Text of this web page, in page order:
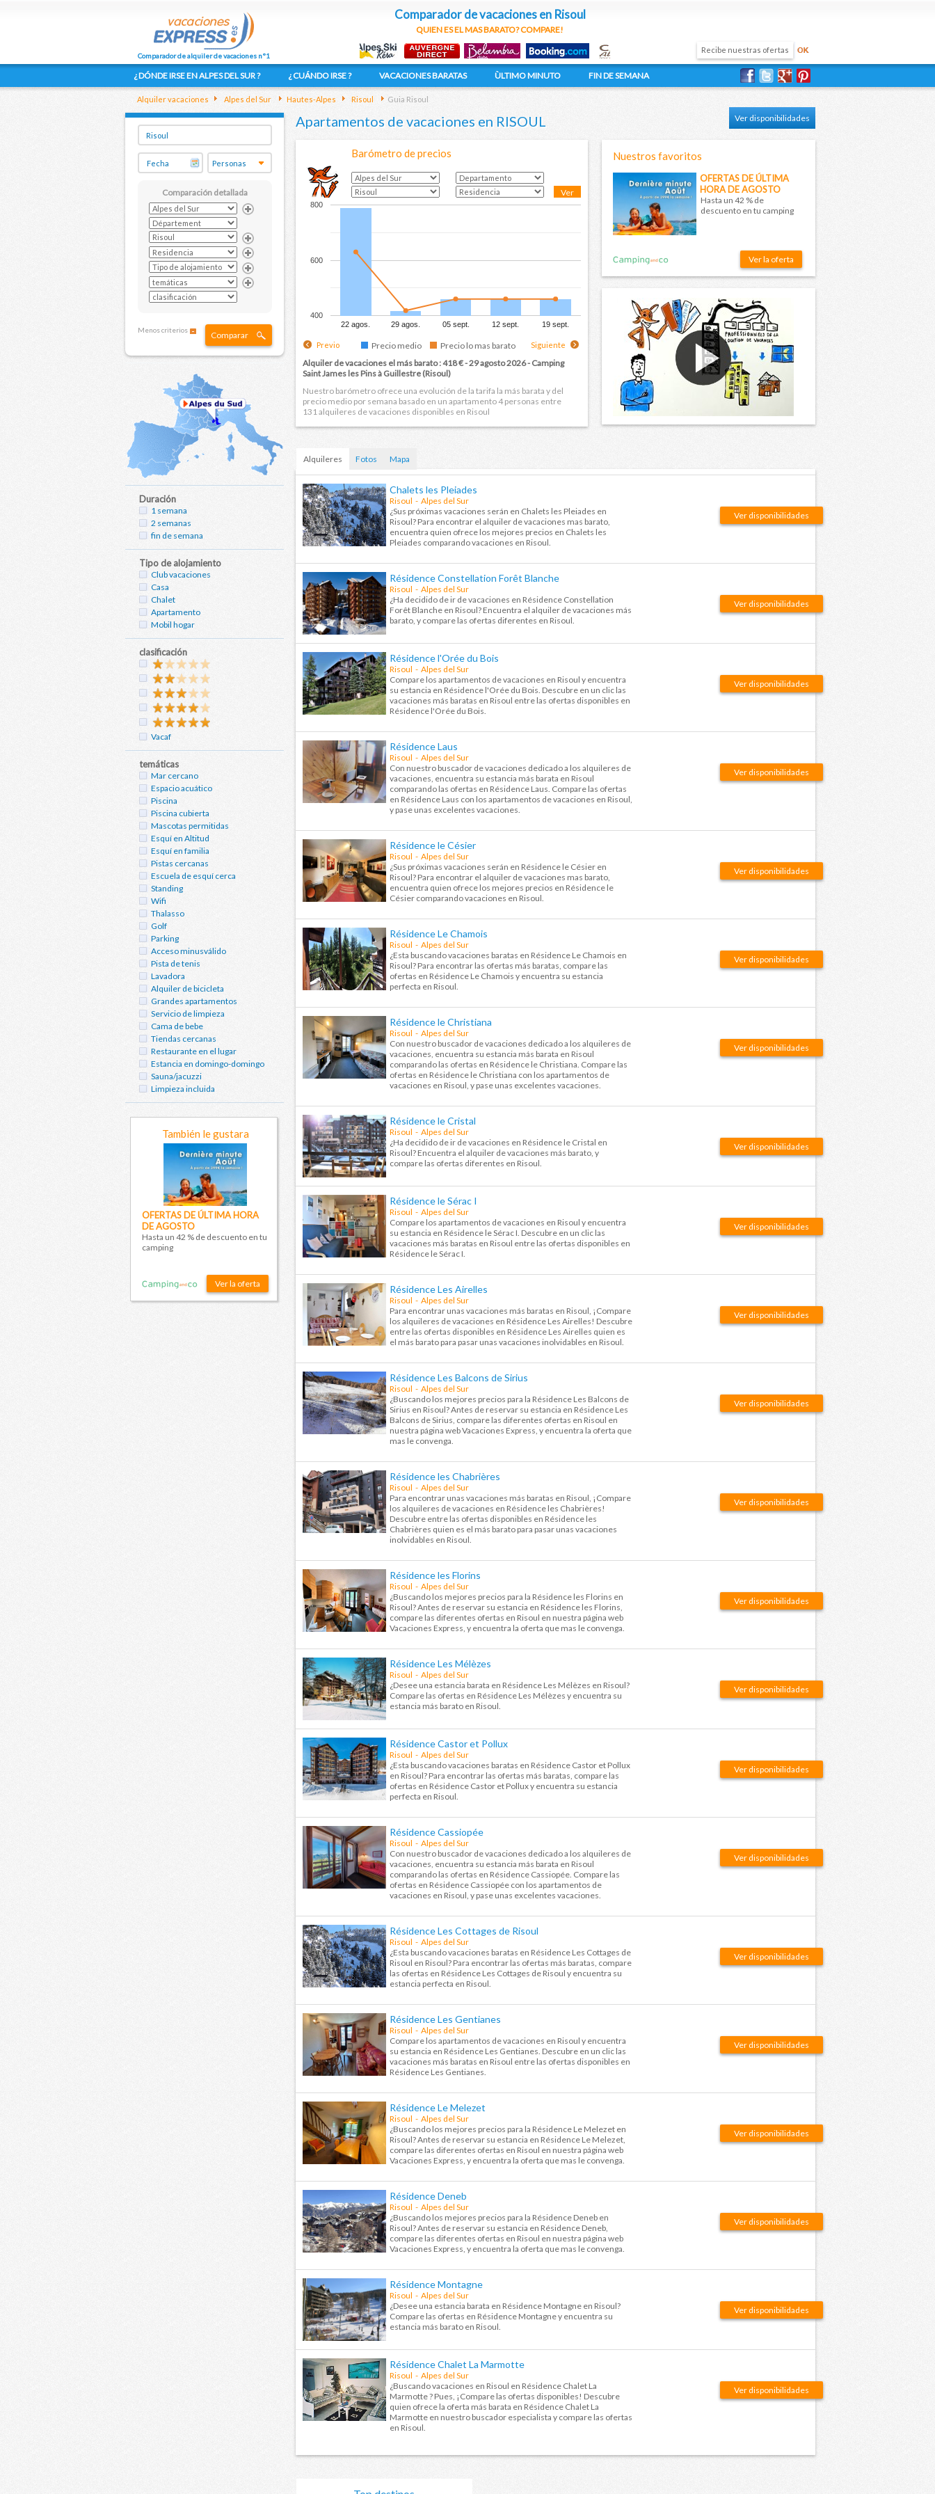
Comparador de alquiler de vacaciones n°1
Comparador de vacaciones en Risoul
QUIEN ES EL MAS BARATO? COMPARE!
Alquiler vacaciones Alpes del Sur Hautes-Alpes Risoul Guia Risoul
Comparación detallada
Menos criterios Comparar
Duración
1 semana
2 semanas
fin de semana
Tipo de alojamiento
Club vacaciones
Casa
Chalet
Apartamento
Mobil hogar
clasificación
Vacaf
temáticas
Mar cercano
Espacio acuático
Piscina
Piscina cubierta
Mascotas permitidas
Esquí en Altitud
Esquí en familia
Pistas cercanas
Escuela de esquí cerca
Standing
Wifi
Thalasso
Golf
Parking
Acceso minusválido
Pista de tenis
Lavadora
Alquiler de bicicleta
Grandes apartamentos
Servicio de limpieza
Cama de bebe
Tiendas cercanas
Restaurante en el lugar
Estancia en domingo-domingo
Sauna/jacuzzi
Limpieza incluida
También le gustara
OFERTAS DE ÚLTIMA HORA
DE AGOSTO
Hasta un 42 % de descuento en tu
camping
Ver la oferta
Apartamentos de vacaciones en RISOUL Ver disponibilidades
Barómetro de precios
Ver
22 agos. 29 agos. 05 sept. 12 sept. 19 sept.
400
600
800
Previo Precio medio Precio lo mas barato Siguiente
Alquiler de vacaciones el más barato :418 €- 29 agosto 2026 - Camping
Saint James les Pins à Guillestre (Risoul)
Nuestro barómetro ofrece una evolución de la tarifa la más barata y del
precio medio por semana basado en un apartamento 4 personas entre
131 alquileres de vacaciones disponibles en Risoul
Nuestros favoritos
OFERTAS DE ÚLTIMA
HORA DE AGOSTO
Hasta un 42 % de
descuento en tu camping
Ver la oferta
Alquileres Fotos Mapa
Chalets les Pleiades
Risoul - Alpes del Sur
¿Sus próximas vacaciones serán en Chalets les Pleiades en
Risoul? Para encontrar el alquiler de vacaciones mas barato,
encuentra quien ofrece los mejores precios en Chalets les
Pleiades comparando vacaciones en Risoul.
Ver disponibilidades
Résidence Constellation Forêt Blanche
Risoul - Alpes del Sur
¿Ha decidido de ir de vacaciones en Résidence Constellation
Forêt Blanche en Risoul? Encuentra el alquiler de vacaciones más
barato, y compare las ofertas diferentes en Risoul.
Ver disponibilidades
Résidence l'Orée du Bois
Risoul - Alpes del Sur
Compare los apartamentos de vacaciones en Risoul y encuentra
su estancia en Résidence l'Orée du Bois. Descubre en un clic las
vacaciones más baratas en Risoul entre las ofertas disponibles en
Résidence l'Orée du Bois.
Ver disponibilidades
Résidence Laus
Risoul - Alpes del Sur
Con nuestro buscador de vacaciones dedicado a los alquileres de
vacaciones, encuentra su estancia más barata en Risoul
comparando las ofertas en Résidence Laus. Compare las ofertas
en Résidence Laus con los apartamentos de vacaciones en Risoul,
y pase unas excelentes vacaciones.
Ver disponibilidades
Résidence le Césier
Risoul - Alpes del Sur
¿Sus próximas vacaciones serán en Résidence le Césier en
Risoul? Para encontrar el alquiler de vacaciones mas barato,
encuentra quien ofrece los mejores precios en Résidence le
Césier comparando vacaciones en Risoul.
Ver disponibilidades
Résidence Le Chamois
Risoul - Alpes del Sur
¿Esta buscando vacaciones baratas en Résidence Le Chamois en
Risoul? Para encontrar las ofertas más baratas, compare las
ofertas en Résidence Le Chamois y encuentra su estancia
perfecta en Risoul.
Ver disponibilidades
Résidence le Christiana
Risoul - Alpes del Sur
Con nuestro buscador de vacaciones dedicado a los alquileres de
vacaciones, encuentra su estancia más barata en Risoul
comparando las ofertas en Résidence le Christiana. Compare las
ofertas en Résidence le Christiana con los apartamentos de
vacaciones en Risoul, y pase unas excelentes vacaciones.
Ver disponibilidades
Résidence le Cristal
Risoul - Alpes del Sur
¿Ha decidido de ir de vacaciones en Résidence le Cristal en
Risoul? Encuentra el alquiler de vacaciones más barato, y
compare las ofertas diferentes en Risoul.
Ver disponibilidades
Résidence le Sérac I
Risoul - Alpes del Sur
Compare los apartamentos de vacaciones en Risoul y encuentra
su estancia en Résidence le Sérac I. Descubre en un clic las
vacaciones más baratas en Risoul entre las ofertas disponibles en
Résidence le Sérac I.
Ver disponibilidades
Résidence Les Airelles
Risoul - Alpes del Sur
Para encontrar unas vacaciones más baratas en Risoul, ¡Compare
los alquileres de vacaciones en Résidence Les Airelles! Descubre
entre las ofertas disponibles en Résidence Les Airelles quien es
el más barato para pasar unas vacaciones inolvidables en Risoul.
Ver disponibilidades
Résidence Les Balcons de Sirius
Risoul - Alpes del Sur
¿Buscando los mejores precios para la Résidence Les Balcons de
Sirius en Risoul? Antes de reservar su estancia en Résidence Les
Balcons de Sirius, compare las diferentes ofertas en Risoul en
nuestra página web Vacaciones Express, y encuentra la oferta que
mas le convenga.
Ver disponibilidades
Résidence les Chabrières
Risoul - Alpes del Sur
Para encontrar unas vacaciones más baratas en Risoul, ¡Compare
los alquileres de vacaciones en Résidence les Chabrières!
Descubre entre las ofertas disponibles en Résidence les
Chabrières quien es el más barato para pasar unas vacaciones
inolvidables en Risoul.
Ver disponibilidades
Résidence les Florins
Risoul - Alpes del Sur
¿Buscando los mejores precios para la Résidence les Florins en
Risoul? Antes de reservar su estancia en Résidence les Florins,
compare las diferentes ofertas en Risoul en nuestra página web
Vacaciones Express, y encuentra la oferta que mas le convenga.
Ver disponibilidades
Résidence Les Mélèzes
Risoul - Alpes del Sur
¿Desee una estancia barata en Résidence Les Mélèzes en Risoul?
Compare las ofertas en Résidence Les Mélèzes y encuentra su
estancia más barato en Risoul.
Ver disponibilidades
Résidence Castor et Pollux
Risoul - Alpes del Sur
¿Esta buscando vacaciones baratas en Résidence Castor et Pollux
en Risoul? Para encontrar las ofertas más baratas, compare las
ofertas en Résidence Castor et Pollux y encuentra su estancia
perfecta en Risoul.
Ver disponibilidades
Résidence Cassiopée
Risoul - Alpes del Sur
Con nuestro buscador de vacaciones dedicado a los alquileres de
vacaciones, encuentra su estancia más barata en Risoul
comparando las ofertas en Résidence Cassiopée. Compare las
ofertas en Résidence Cassiopée con los apartamentos de
vacaciones en Risoul, y pase unas excelentes vacaciones.
Ver disponibilidades
Résidence Les Cottages de Risoul
Risoul - Alpes del Sur
¿Esta buscando vacaciones baratas en Résidence Les Cottages de
Risoul en Risoul? Para encontrar las ofertas más baratas, compare
las ofertas en Résidence Les Cottages de Risoul y encuentra su
estancia perfecta en Risoul.
Ver disponibilidades
Résidence Les Gentianes
Risoul - Alpes del Sur
Compare los apartamentos de vacaciones en Risoul y encuentra
su estancia en Résidence Les Gentianes. Descubre en un clic las
vacaciones más baratas en Risoul entre las ofertas disponibles en
Résidence Les Gentianes.
Ver disponibilidades
Résidence Le Melezet
Risoul - Alpes del Sur
¿Buscando los mejores precios para la Résidence Le Melezet en
Risoul? Antes de reservar su estancia en Résidence Le Melezet,
compare las diferentes ofertas en Risoul en nuestra página web
Vacaciones Express, y encuentra la oferta que mas le convenga.
Ver disponibilidades
Résidence Deneb
Risoul - Alpes del Sur
¿Buscando los mejores precios para la Résidence Deneb en
Risoul? Antes de reservar su estancia en Résidence Deneb,
compare las diferentes ofertas en Risoul en nuestra página web
Vacaciones Express, y encuentra la oferta que mas le convenga.
Ver disponibilidades
Résidence Montagne
Risoul - Alpes del Sur
¿Desee una estancia barata en Résidence Montagne en Risoul?
Compare las ofertas en Résidence Montagne y encuentra su
estancia más barato en Risoul.
Ver disponibilidades
Résidence Chalet La Marmotte
Risoul - Alpes del Sur
¿Buscando vacaciones en Risoul en Résidence Chalet La
Marmotte ? Pues, ¡Compare las ofertas disponibles! Descubre
quien ofrece la oferta más barata en Résidence Chalet La
Marmotte en nuestro buscador especialista y compare las ofertas
en Risoul.
Ver disponibilidades
¿ DÓNDE IRSE EN ALPES DEL SUR ? ¿ CUÁNDO IRSE ? VACACIONES BARATAS ÙLTIMO MINUTO FIN DE SEMANA